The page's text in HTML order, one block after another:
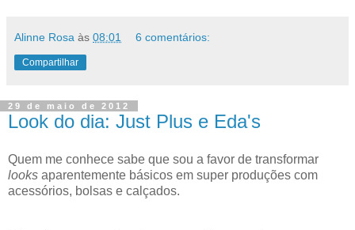
Alinne Rosa às 08:01 6 comentários:
Compartilhar
29 de maio de 2012
Look do dia: Just Plus e Eda's
Quem me conhece sabe que sou a favor de transformar
looks aparentemente básicos em super produções com
acessórios, bolsas e calçados.